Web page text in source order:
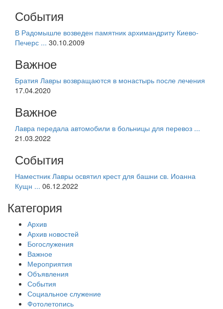
События
В Радомышле возведен памятник архимандриту Киево-
Печерс ... 30.10.2009
Важное
Братия Лавры возвращаются в монастырь после лечения
17.04.2020
Важное
Лавра передала автомобили в больницы для перевоз ...
21.03.2022
События
Наместник Лавры освятил крест для башни св. Иоанна
Кущн ... 06.12.2022
Категория
Архив
Архив новостей
Богослужения
Важное
Мероприятия
Объявления
События
Социальное служение
Фотолетопись